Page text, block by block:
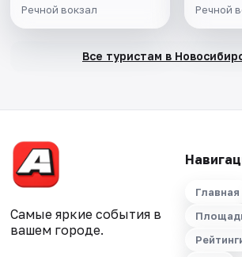
Речной вокзал Речной
Все туристам в
Самые яркие события в
вашем городе.
Главная